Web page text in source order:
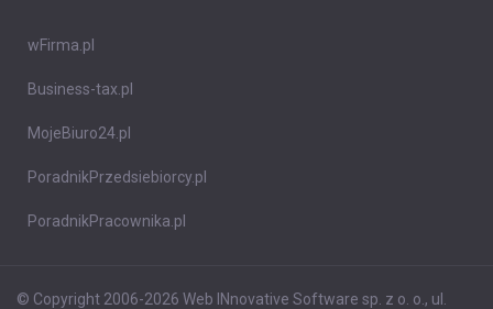
wFirma.pl
Business-tax.pl
MojeBiuro24.pl
PoradnikPrzedsiebiorcy.pl
PoradnikPracownika.pl
© Copyright 2006-2026 Web INnovative Software sp. z o. o., ul.